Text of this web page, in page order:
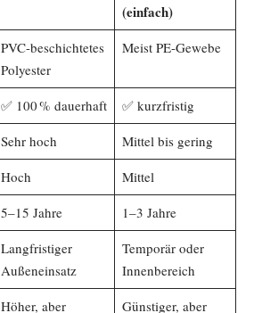
(einfach)
PVC-beschichtetes
Polyester
Meist PE-Gewebe
✅ 100 % dauerhaft
✅ kurzfristig
Sehr hoch
Mittel bis gering
Hoch
Mittel
5–15 Jahre
1–3 Jahre
Langfristiger
Außeneinsatz
Temporär oder
Innenbereich
Höher, aber
Günstiger, aber